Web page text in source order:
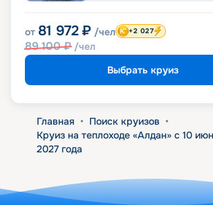
от 81 972 ₽ /чел
89 100₽ /чел
+2 027
Выбрать круиз
Главная • Поиск круизов •
Круиз на теплоходе «Алдан» с 10
2027 года